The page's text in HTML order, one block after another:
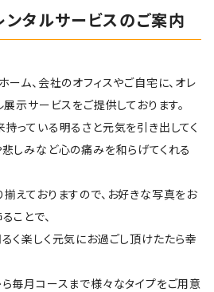
タルサービスのご案内
ーム、会社のオフィスやご自宅に、オレ
展示サービスをご提供しております。
っている明るさと元気を引き出してく
しみなど心の痛みを和らげてくれる
えておりますので、お好きな写真をお
ことで、
く楽しく元気にお過ごし頂けたたら幸
毎月コースまで様々なタイプをご用意